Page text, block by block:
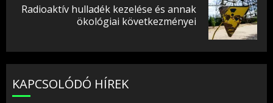
Next
Radioaktív hulladék kezelése és annak
ökológiai következményei
KAPCSOLÓDÓ HÍREK